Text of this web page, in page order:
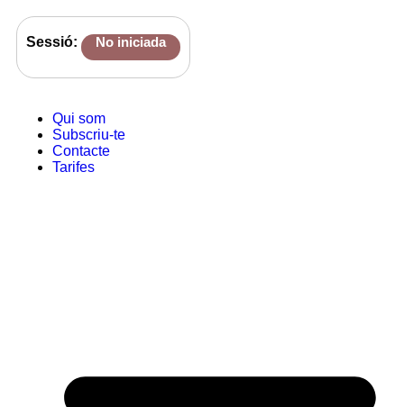
Sessió: No iniciada
Qui som
Subscriu-te
Contacte
Tarifes